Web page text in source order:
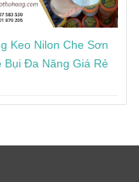
Keo Nilon Che Sơn
Bụi Đa Năng Giá Rẻ